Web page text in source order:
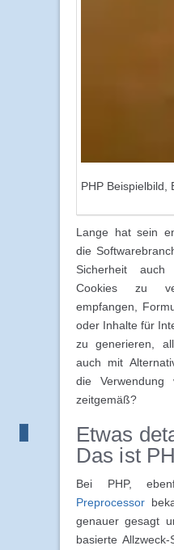
PHP Beispielbild,
Lange hat sein
die
Sicherheit auch
Cookies zu
empfangen,
oder Inhalte für
zu generieren,
auch mit
die
zeitgemäß?
Etwas
Das ist
Bei PHP,
Preprocessor
genauer gesagt
basierte